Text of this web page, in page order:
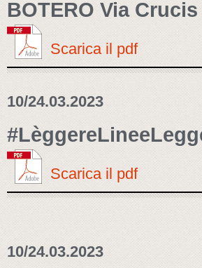
BOTERO Via Crucis
Scarica il pdf
10/24.03.2023
Scarica il pdf
10/24.03.2023